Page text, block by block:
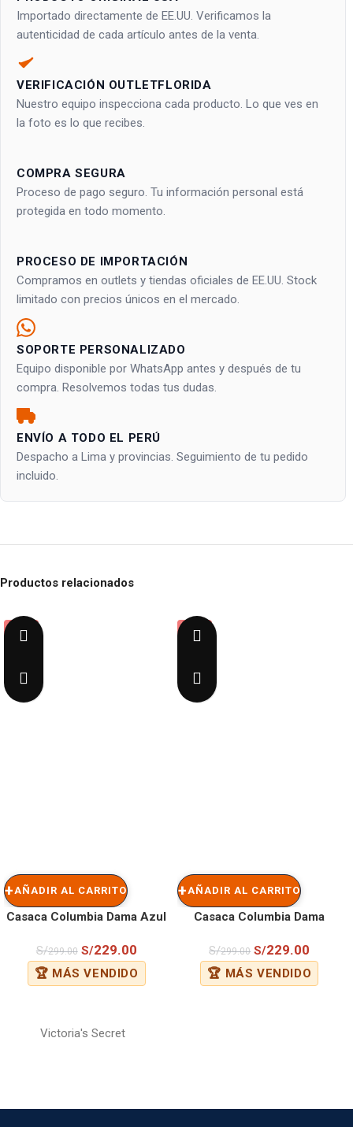
Importado directamente de EE.UU. Verificamos la
autenticidad de cada artículo antes de la venta.
VERIFICACIÓN OUTLETFLORIDA
Nuestro equipo inspecciona cada producto. Lo que ves en
la foto es lo que recibes.
COMPRA SEGURA
Proceso de pago seguro. Tu información personal está
protegida en todo momento.
PROCESO DE IMPORTACIÓN
Compramos en outlets y tiendas oficiales de EE.UU. Stock
limitado con precios únicos en el mercado.
SOPORTE PERSONALIZADO
Equipo disponible por WhatsApp antes y después de tu
compra. Resolvemos todas tus dudas.
ENVÍO A TODO EL PERÚ
Despacho a Lima y provincias. Seguimiento de tu pedido
incluido.
Productos relacionados
-23%
AÑADIR AL CARRITO
Casaca Columbia Dama Azul
S/299.00 S/229.00
🏆 MÁS VENDIDO
-23%
AÑADIR AL CARRITO
Casaca Columbia Dama
S/299.00 S/229.00
🏆 MÁS VENDIDO
Victoria's Secret